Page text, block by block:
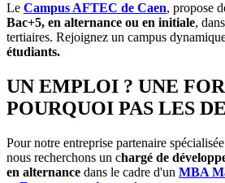
Le Campus AFTEC de Caen, propose
Bac+5, en alternance ou en initiale,
tertiaires. Rejoignez un campus
étudiants.
UN EMPLOI ? UNE
POURQUOI PAS LES
Pour notre entreprise partenaire
nous recherchons un chargé de
en alternance dans le cadre d'un MBA